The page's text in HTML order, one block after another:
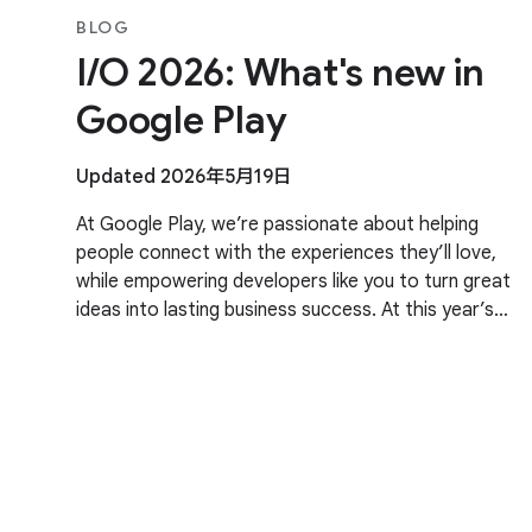
BLOG
I/O 2026: What's new in
Google Play
Updated 2026年5月19日
At Google Play, we’re passionate about helping
people connect with the experiences they’ll love,
while empowering developers like you to turn great
ideas into lasting business success. At this year’s